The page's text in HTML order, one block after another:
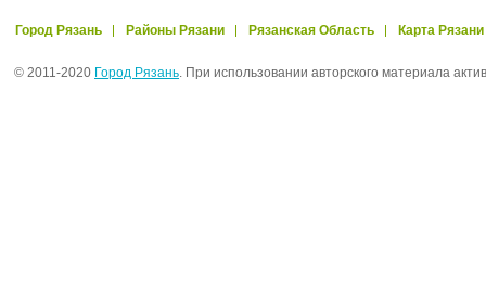
Город Рязань Районы Рязани Рязанская Область Карта Рязани
© 2011-2020 Город Рязань. При использовании авторского материала